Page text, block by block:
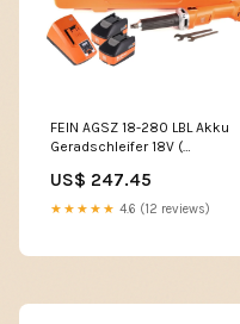
FEIN AGSZ 18-280 LBL Akku
Geradschleifer 18V (
mit 2x 5,2 Ah High Power Akku
und Lader C - MULTI-ASIN
US$ 247.45
★★★★★ 4.6 (12 reviews)